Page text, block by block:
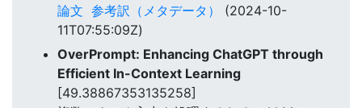
論文 参考訳（メタデータ）
(2024-10-
11T07:55:09Z)
OverPrompt: Enhancing ChatGPT through
Efficient In-Context Learning
[49.38867353135258]